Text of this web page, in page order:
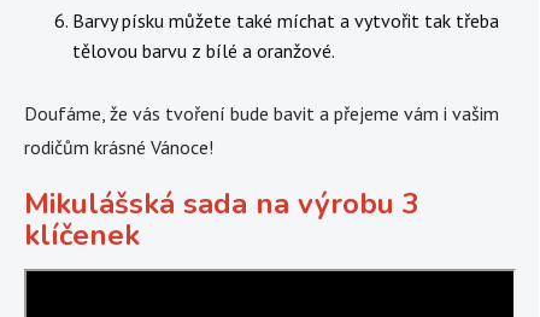
Barvy písku můžete také míchat a vytvořit tak třeba
tělovou barvu z bílé a oranžové.
Doufáme, že vás tvoření bude bavit a přejeme vám i vašim
rodičům krásné Vánoce!
Mikulášská sada na výrobu 3
klíčenek